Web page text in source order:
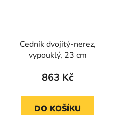
Cedník dvojitý-nerez,
vypouklý, 23 cm
863 Kč
DO KOŠÍKU